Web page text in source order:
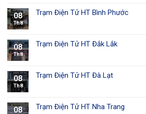
08
Th8
Trạm Điện Tử HT Bình Phước
08
Th8
Trạm Điện Tử HT Đắk Lắk
08
Th8
Trạm Điện Tử HT Đà Lạt
08 Trạm Điện Tử HT Nha Trang